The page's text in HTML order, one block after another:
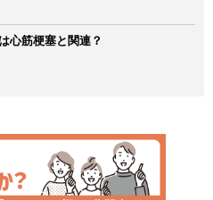
心筋梗塞と関連？